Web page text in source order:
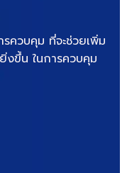
ควบคุม ที่จะช่วยเพิ่ม
งขึ้น ในการควบคุม